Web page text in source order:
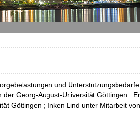
und
Georg-August-Universität Göttingen :
Göttingen ; Inken Lind unter Mitarbeit